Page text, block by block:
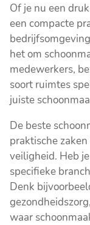
Of je nu een
een compacte
het om
medewerkers,
soort ruimtes
juiste
De beste
praktische
veiligheid. Heb
specifieke
Denk
waar